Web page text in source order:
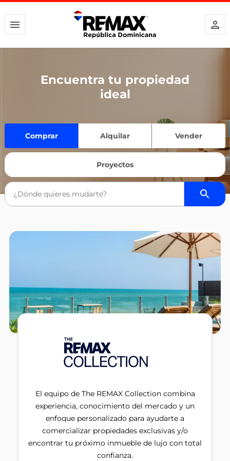
Encuentra tu propiedad
ideal
Comprar Alquilar Vender
Proyectos
El equipo de The REMAX Collection combina
experiencia, conocimiento del mercado y un
enfoque personalizado para ayudarte a
comercializar propiedades exclusivas y/o
encontrar tu próximo inmueble de lujo con total
confianza.